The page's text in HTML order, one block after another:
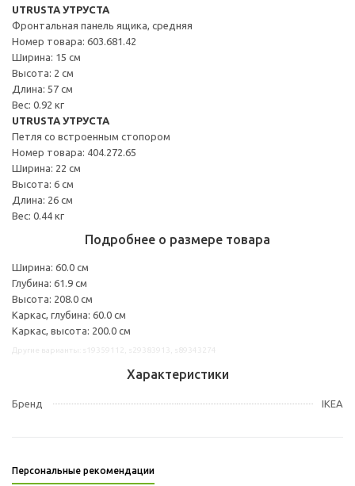
UTRUSTA УТРУСТА
Фронтальная панель ящика, средняя
Номер товара: 603.681.42
Ширина: 15 см
Высота: 2 см
Длина: 57 см
Вес: 0.92 кг
UTRUSTA УТРУСТА
Петля со встроенным стопором
Номер товара: 404.272.65
Ширина: 22 см
Высота: 6 см
Длина: 26 см
Вес: 0.44 кг
Подробнее о размере товара
Ширина: 60.0 см
Глубина: 61.9 см
Высота: 208.0 см
Каркас, глубина: 60.0 см
Каркас, высота: 200.0 см
Характеристики
Бренд IKEA
Персональные рекомендации